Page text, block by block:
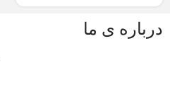
درباره ی ما